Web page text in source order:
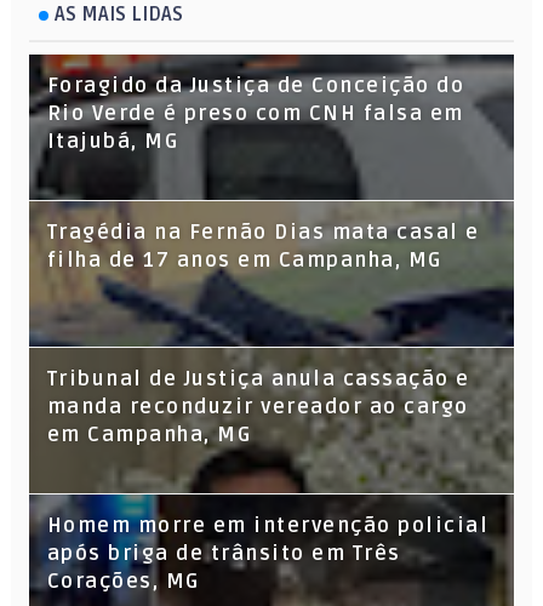
AS MAIS LIDAS
Foragido da Justiça de Conceição do
Rio Verde é preso com CNH falsa em
Itajubá, MG
Tragédia na Fernão Dias mata casal e
filha de 17 anos em Campanha, MG
Tribunal de Justiça anula cassação e
manda reconduzir vereador ao cargo
em Campanha, MG
Homem morre em intervenção policial
após briga de trânsito em Três
Corações, MG